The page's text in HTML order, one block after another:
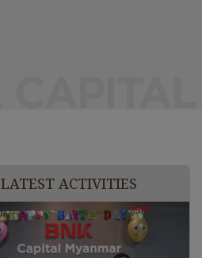
LATEST ACTIVITIES